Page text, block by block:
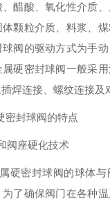
醋酸、氧化性介质、
颗粒介质、料浆、
阀的驱动方式为手
硬密封球阀一般采
焊连接、螺纹连接及
密封球阀的特点
阀座硬化技术
硬密封球阀的球体与
为了确保阀门在各种